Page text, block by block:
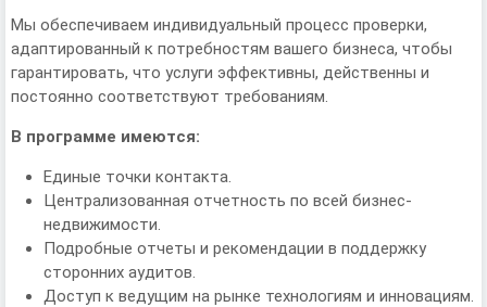
Мы обеспечиваем индивидуальный процесс проверки,
адаптированный к потребностям вашего бизнеса, чтобы
гарантировать, что услуги эффективны, действенны и
постоянно соответствуют требованиям.
В программе имеются:
Единые точки контакта.
Централизованная отчетность по всей бизнес-
недвижимости.
Подробные отчеты и рекомендации в поддержку
сторонних аудитов.
Доступ к ведущим на рынке технологиям и инновациям.